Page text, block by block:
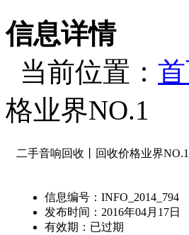
信息详情
当前位置：
格业界NO.1
二手音响回收丨回收价格业界NO.1
信息编号： INFO_2014_794
发布时间： 2016年04月17日
有效期： 已过期